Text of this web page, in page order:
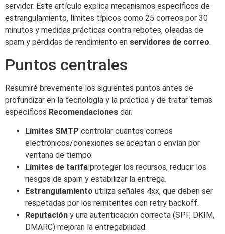
servidor. Este artículo explica mecanismos específicos de
estrangulamiento, límites típicos como 25 correos por 30
minutos y medidas prácticas contra rebotes, oleadas de
spam y pérdidas de rendimiento en servidores de correo.
Puntos centrales
Resumiré brevemente los siguientes puntos antes de
profundizar en la tecnología y la práctica y de tratar temas
específicos Recomendaciones dar.
Límites SMTP controlar cuántos correos
electrónicos/conexiones se aceptan o envían por
ventana de tiempo.
Límites de tarifa proteger los recursos, reducir los
riesgos de spam y estabilizar la entrega.
Estrangulamiento utiliza señales 4xx, que deben ser
respetadas por los remitentes con retry backoff.
Reputación y una autenticación correcta (SPF, DKIM,
DMARC) mejoran la entregabilidad.